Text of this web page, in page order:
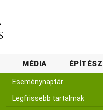
MÉDIA
Eseménynaptár
Legfrissebb tartalmak